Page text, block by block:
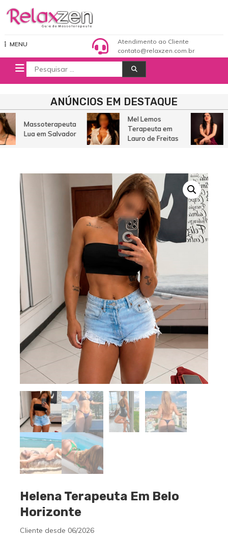
para
Relaxzen Guia de Massoterapeuta
MENU
Atendimento ao Cliente
contato@relaxzen.com.br
Procurar
por:
ANÚNCIOS EM DESTAQUE
Massoterapeuta
Lua em Salvador
Mel Lemos
Terapeuta em
Lauro de Freitas
Helena Terapeuta Em Belo
Horizonte
Cliente desde 06/2026